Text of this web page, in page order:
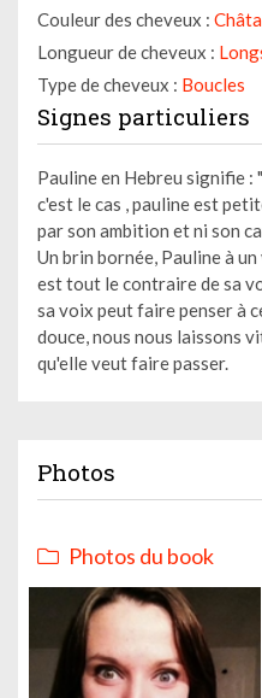
Couleur des cheveux :
Longueur de cheveux :
Type de cheveux : Boucles
Signes particuliers
Pauline en Hebreu signifie :
c'est le cas , pauline est
par son ambition et ni son
Un brin bornée, Pauline à
est tout le contraire de sa
sa voix peut faire penser à
douce, nous nous laissons
qu'elle veut faire passer.
Photos
Photos du book